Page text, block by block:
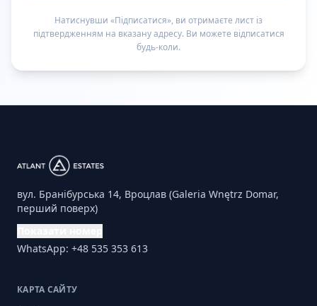
Натиснувши «Підписатися», ви отримаєте лист із
підтвердженням на вказану адресу. Ви можете відписатися
будь-коли.
вул. Бранібурська 14, Вроцлав (Galeria Wnętrz Domar,
перший поверх)
WhatsApp: +48 535 353 613
КАРТА САЙТУ